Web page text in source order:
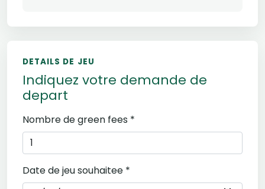
DETAILS DE JEU
Indiquez votre demande de
depart
Nombre de green fees *
Date de jeu souhaitee *